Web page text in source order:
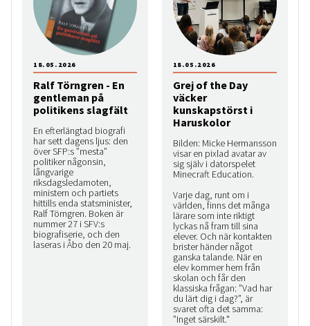
Ralf Törngren - En
gentleman på
politikens slagfält
En efterlängtad biografi
har sett dagens ljus: den
över SFP:s ”mesta”
politiker någonsin,
långvarige
riksdagsledamoten,
ministern och partiets
hittills enda statsminister,
Ralf Törngren. Boken är
nummer 27 i SFV:s
biografiserie, och den
laseras i Åbo den 20 maj.
18.05.2026
Grej of the Day
väcker
kunskapstörst i
Haruskolor
Bilden: Micke Hermansson
visar en pixlad avatar av
sig själv i datorspelet
Minecraft Education.
Varje dag, runt om i
världen, finns det många
lärare som inte riktigt
lyckas nå fram till sina
elever. Och när kontakten
brister händer något
ganska talande. När en
elev kommer hem från
skolan och får den
klassiska frågan: ”Vad har
du lärt dig i dag?”, är
svaret ofta det samma:
”Inget särskilt."
18.05.2026